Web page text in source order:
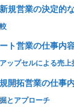
規営業の決定的
ト営業の仕事内
ップセルによる売上
開拓営業の仕事
とアプローチ